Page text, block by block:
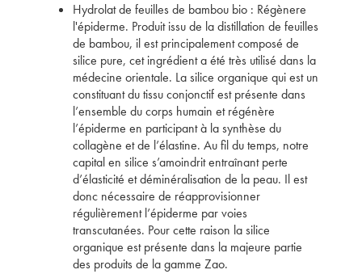
Hydrolat de feuilles de bambou bio : Régènere
l'épiderme. Produit issu de la distillation de feuilles
de bambou, il est principalement composé de
silice pure, cet ingrédient a été très utilisé dans la
médecine orientale. La silice organique qui est un
constituant du tissu conjonctif est présente dans
l’ensemble du corps humain et régénère
l’épiderme en participant à la synthèse du
collagène et de l’élastine. Au fil du temps, notre
capital en silice s’amoindrit entraînant perte
d’élasticité et déminéralisation de la peau. Il est
donc nécessaire de réapprovisionner
régulièrement l’épiderme par voies
transcutanées. Pour cette raison la silice
organique est présente dans la majeure partie
des produits de la gamme Zao.